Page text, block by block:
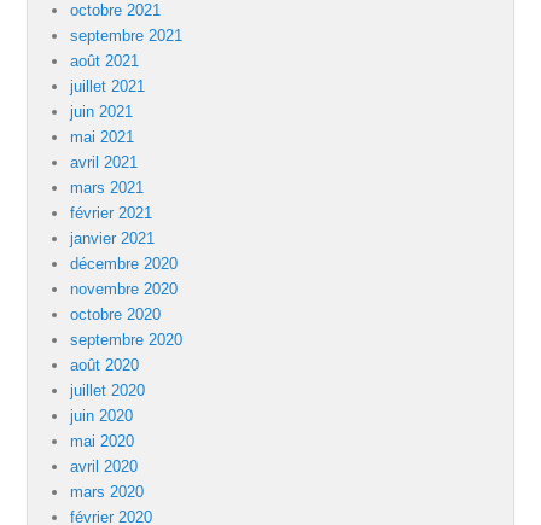
octobre 2021
septembre 2021
août 2021
juillet 2021
juin 2021
mai 2021
avril 2021
mars 2021
février 2021
janvier 2021
décembre 2020
novembre 2020
octobre 2020
septembre 2020
août 2020
juillet 2020
juin 2020
mai 2020
avril 2020
mars 2020
février 2020